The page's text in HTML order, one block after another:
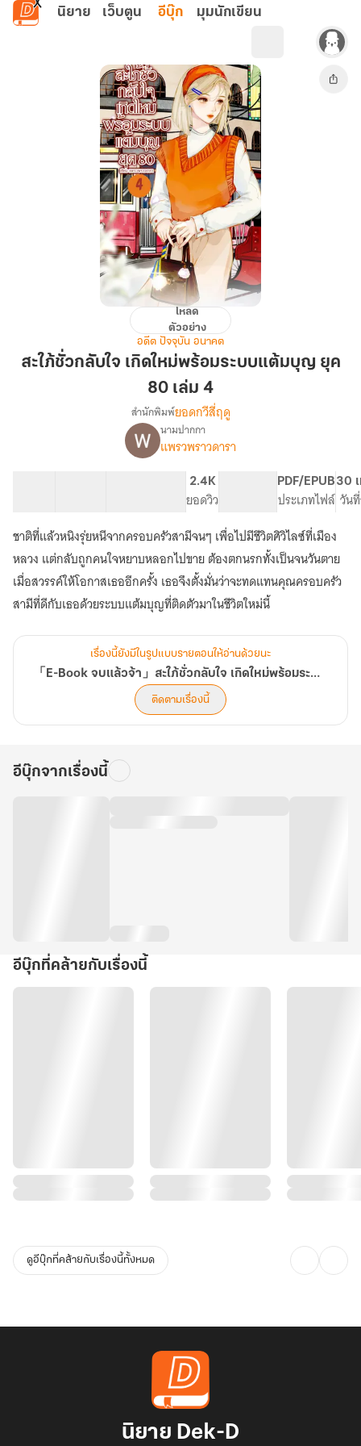
ข้ามไปยังเนื้อหาหลัก
นิยาย เว็บตูน อีบุ๊ก มุมนักเขียน
สะใภ้
กลับ
พร้อม
ระบบ
แต้ม
ยุค
80
เล่ม
4
โหลด
ตัวอย่าง
อดีต ปัจจุบัน อนาคต
สะใภ้ชั่วกลับใจ เกิดใหม่พร้อมระบบแต้มบุญ ยุค
80 เล่ม 4
เรื่อง「E-
Book
จบ
แล้ว
จ้า」
สะใภ้
ชั่ว
กลับ
ใจ
เกิด
ใหม่
พร้อม
ระบบ
แต้ม
บุญ
ยุค
80
สำนักพิมพ์ยอดกวีสี่ฤดู
นามปากกา
แพรวพราวดารา
2.4K
ยอดวิว
PDF/EPUB
ประเภทไฟล์
30
วัน
ชาติที่แล้วหนิงรุ่ยหนีจากครอบครัวสามีจนๆ เพื่อไปมีชีวิตศิวิไลซ์ที่เมือง
หลวง แต่กลับถูกคนใจหยาบหลอกไปขาย ต้องตกนรกทั้งเป็นจนวันตาย
เมื่อสวรรค์ให้โอกาสเธออีกครั้ง เธอจึงตั้งมั่นว่าจะทดแทนคุณครอบครัว
สามีที่ดีกับเธอด้วยระบบแต้มบุญที่ติดตัวมาในชีวิตใหม่นี้
เรื่องนี้ยังมีในรูปแบบรายตอนให้อ่านด้วยนะ
「E-Book จบแล้วจ้า」สะใภ้ชั่วกลับใจ เกิดใหม่พร้อมระบบแต้มบุญ ยุค 80
ติดตามเรื่องนี้
อีบุ๊กจากเรื่องนี้
อีบุ๊กที่คล้ายกับเรื่องนี้
ดูอีบุ๊กที่คล้ายกับเรื่องนี้ทั้งหมด
นิยาย Dek-D